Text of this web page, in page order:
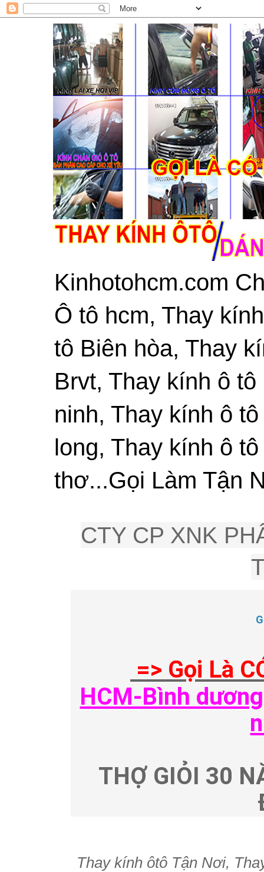
Kinhotohcm.com
Ô tô hcm, Thay
tô Biên hòa, Thay
Brvt, Thay kính ô
ninh, Thay kính ô
long, Thay kính ô
thơ...Gọi Làm Tận
CTY CP XNK
=> Gọi Là
HCM-Bình
THỢ GIỎI 30
Thay kính ôtô Tận Nơi,